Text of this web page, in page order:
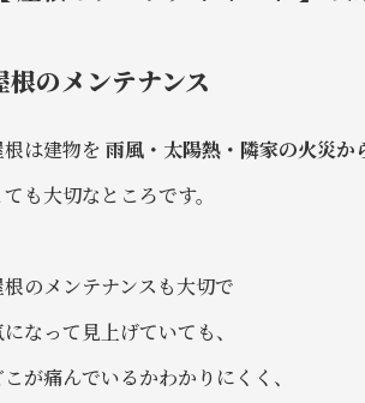
根のメンテナンス
根は建物を 雨風・太陽熱・隣家の火災か
ても大切なところです。
根のメンテナンスも大切で
になって見上げていても、
こが痛んでいるかわかりにくく、